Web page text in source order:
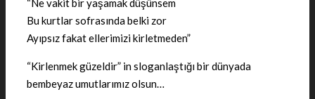
Bu kurtlar sofrasında belki zor
Ayıpsız fakat ellerimizi kirletmeden”
“Kirlenmek güzeldir” in sloganlaştığı bir dünyada
bembeyaz umutlarımız olsun…